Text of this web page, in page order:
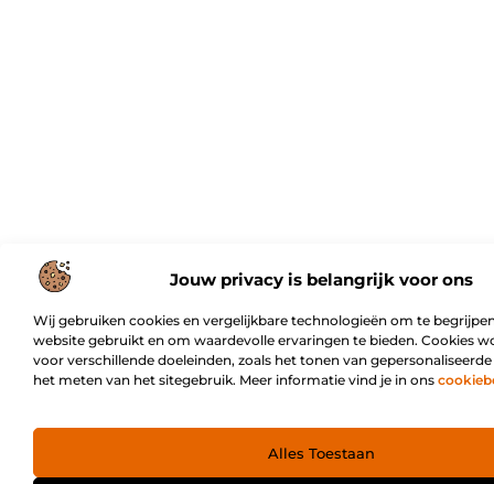
Jouw privacy is belangrijk voor ons
Wij gebruiken cookies en vergelijkbare technologieën om te
website gebruikt en om waardevolle ervaringen te bieden. Cookies
voor verschillende doeleinden, zoals het tonen van
het meten van het sitegebruik. Meer informatie vind je in ons
Alles Toestaan